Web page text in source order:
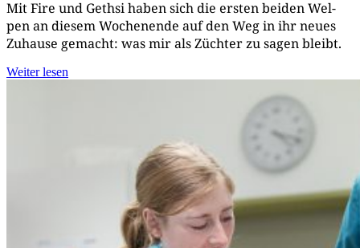
Mit Fire und Geth­si haben sich die ers­ten bei­den Wel­
pen an die­sem Wochen­en­de auf den Weg in ihr neu­es
Zuhau­se gemacht: was mir als Züch­ter zu sagen bleibt.
Weiter lesen